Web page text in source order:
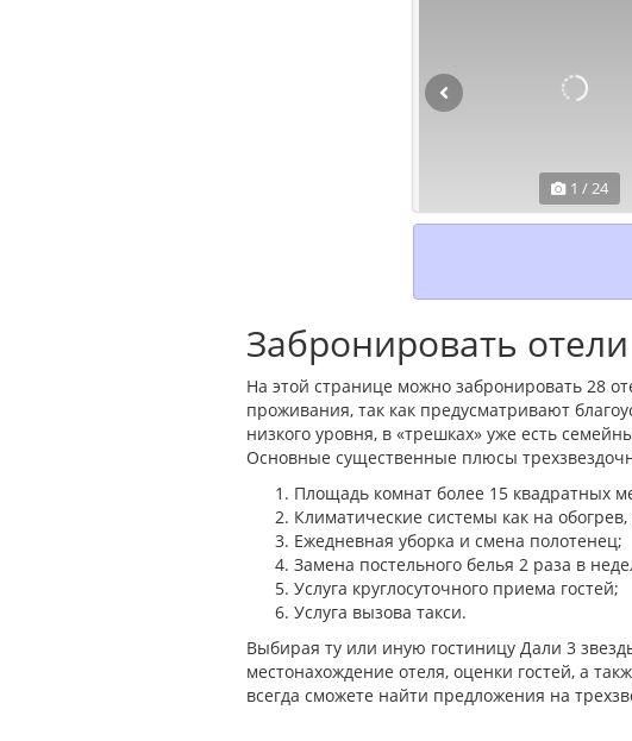
1 / 24
Забронировать
На этой странице можно забронировать 28
проживания, так как предусматривают
низкого уровня, в «трешках» уже есть
Основные существенные плюсы
Площадь комнат более 15 квадратных
Климатические системы как на
Ежедневная уборка и смена полотенец;
Замена постельного белья 2 раза в
Услуга круглосуточного приема гостей;
Услуга вызова такси.
Выбирая ту или иную гостиницу Дали 3
местонахождение отеля, оценки гостей, а
всегда сможете найти предложения на